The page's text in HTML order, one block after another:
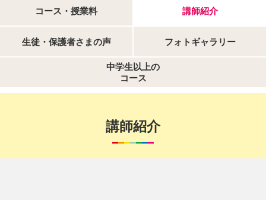
コース・授業料 講師紹介
生徒・保護者さまの声 フォトギャラリー
中学生以上の
コース
講師紹介